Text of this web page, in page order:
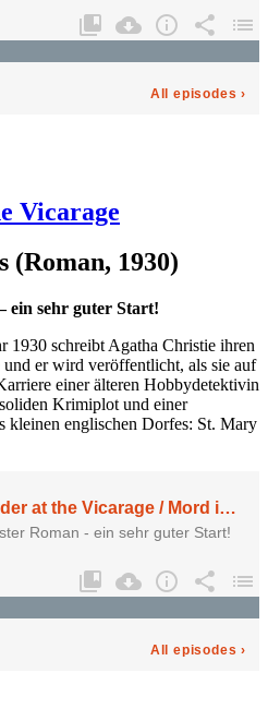
Vicarage
1930)
ein sehr guter Start!
1930 schreibt Agatha Christie ihren
er wird veröffentlicht, als sie auf
einer älteren Hobbydetektivin
Krimiplot und einer
kleinen englischen Dorfes: St. Mary